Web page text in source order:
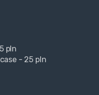
pln
- 25 pln